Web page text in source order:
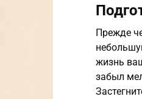
Прежде
жизнь
забыл